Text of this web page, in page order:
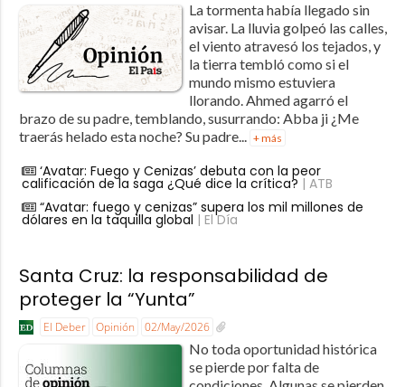
La tormenta había llegado sin
avisar. La lluvia golpeó las calles,
el viento atravesó los tejados, y
la tierra tembló como si el
mundo mismo estuviera
llorando. Ahmed agarró el
brazo de su padre, temblando, susurrando: Abba ji ¿Me
traerás helado esta noche? Su padre... + más
‘Avatar: Fuego y Cenizas’ debuta con la peor
calificación de la saga ¿Qué dice la crítica? | ATB
“Avatar: fuego y cenizas” supera los mil millones de
dólares en la taquilla global | El Día
Santa Cruz: la responsabilidad de
proteger la “Yunta”
El Deber Opinión 02/May/2026
No toda oportunidad histórica
se pierde por falta de